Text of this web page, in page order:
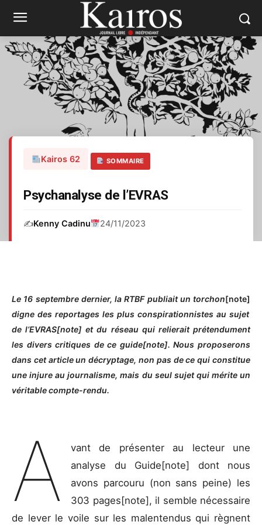
Kairos 62 SOMMAIRE
Psychanalyse de l’EVRAS
✍️Kenny Cadinu 24/11/2023
Le 16 septembre dernier, la RTBF publiait un torchon[note]
digne des reportages les plus conspirationnistes au sujet
de l’EVRAS[note] et du réseau qui relierait prétendument
les divers critiques de ce guide[note]. Nous proposerons
dans cet article un décryptage, non pas de ce qui constitue
une injure au journalisme, mais du seul sujet qui mérite un
véritable compte-rendu.
A
vant de présenter au lecteur une
analyse du Guide[note] dont nous
avons parcouru (non sans peine) les
303 pages[note], il semble nécessaire
de lever le voile sur les malentendus qui règnent